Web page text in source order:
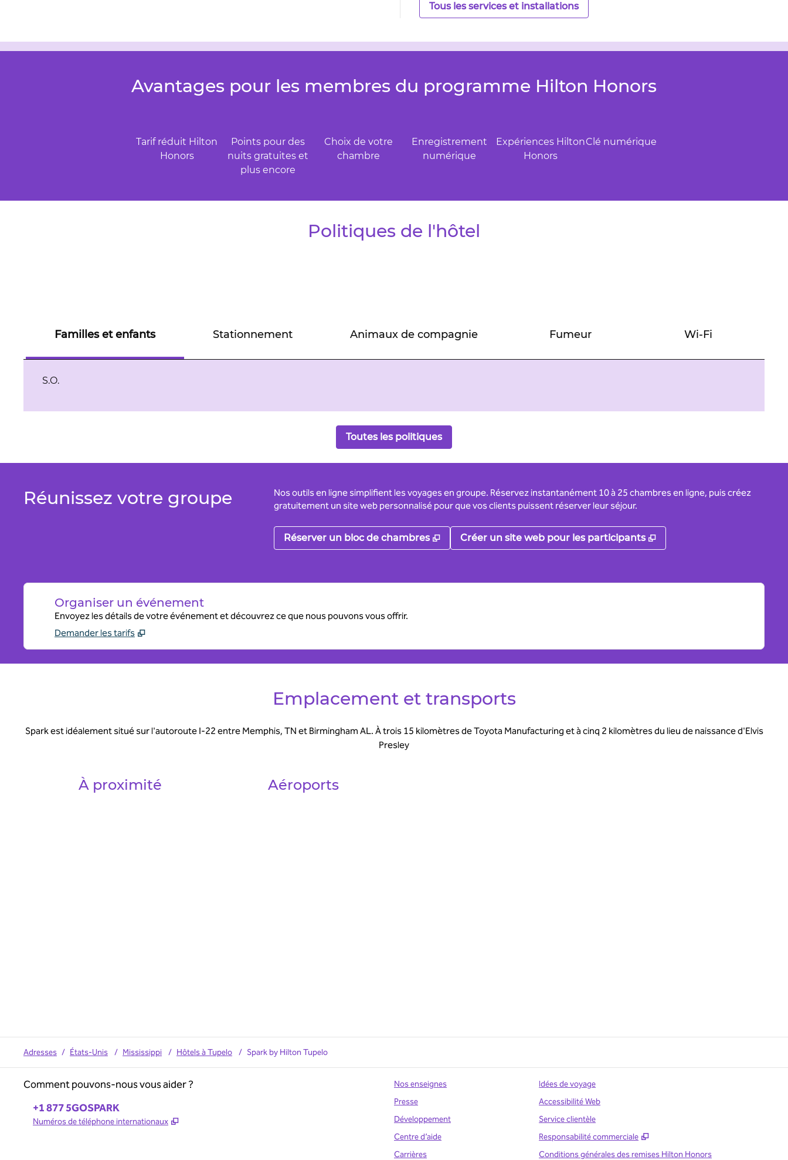
Tous les services et installations
Avantages pour les membres du programme Hilton Honors
Tarif réduit Hilton
Honors
Points pour des
nuits gratuites et
plus encore
Choix de votre
chambre
Enregistrement
numérique
Expériences Hilton
Honors
Clé numérique
Politiques de l'hôtel
Familles et enfants Stationnement Animaux de compagnie Fumeur Wi-Fi
S.O.
Toutes les politiques
Réunissez votre groupe
Nos outils en ligne simplifient les voyages en groupe. Réservez instantanément 10 à 25 chambres en ligne, puis créez
gratuitement un site web personnalisé pour que vos clients puissent réserver leur séjour.
Réserver un bloc de chambres , S'ouvre dans un nouvel onglet
Créer un site web pour les participants ,
Organiser un événement
Envoyez les détails de votre événement et découvrez ce que nous pouvons vous offrir.
Demander les tarifs
Emplacement et transports
Spark est idéalement situé sur l'autoroute I-22 entre Memphis, TN et Birmingham AL. À trois 15 kilomètres de Toyota Manufacturing et à cinq 2 kilomètres du lieu de naissance d'Elvis
Presley
À proximité Aéroports
Adresses / États-Unis / Mississippi / Hôtels à Tupelo / Spark by Hilton Tupelo
Comment pouvons-nous vous aider ?
Téléphone :
+1 877 5GOSPARK
Numéros de téléphone internationaux ,
Nos enseignes
Presse
Développement
Centre d’aide
Carrières
Idées de voyage
Accessibilité Web
Service clientèle
Responsabilité commerciale
,
Conditions générales des remises Hilton Honors